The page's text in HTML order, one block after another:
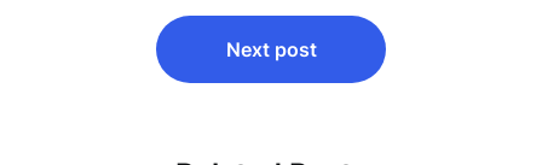
Next post